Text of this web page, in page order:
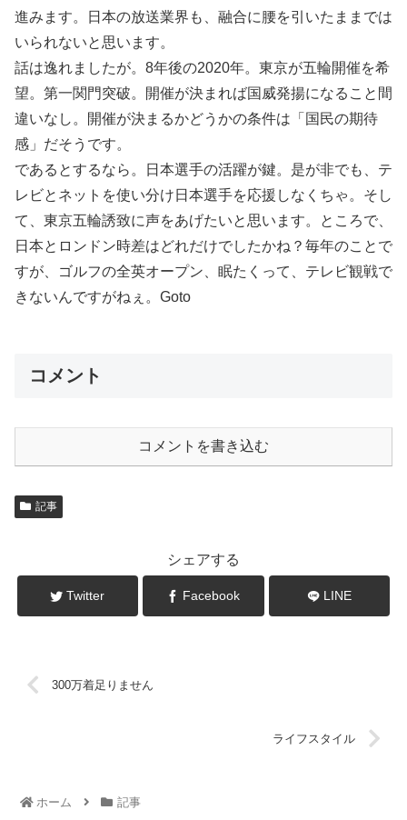
進みます。日本の放送業界も、融合に腰を引いたままでは
いられないと思います。
話は逸れましたが。8年後の2020年。東京が五輪開催を希
望。第一関門突破。開催が決まれば国威発揚になること間
違いなし。開催が決まるかどうかの条件は「国民の期待
感」だそうです。
であるとするなら。日本選手の活躍が鍵。是が非でも、テ
レビとネットを使い分け日本選手を応援しなくちゃ。そし
て、東京五輪誘致に声をあげたいと思います。ところで、
日本とロンドン時差はどれだけでしたかね？毎年のことで
すが、ゴルフの全英オープン、眠たくって、テレビ観戦で
きないんですがねぇ。Goto
コメント
コメントを書き込む
記事
シェアする
Twitter Facebook LINE
300万着足りません
ライフスタイル
ホーム 記事